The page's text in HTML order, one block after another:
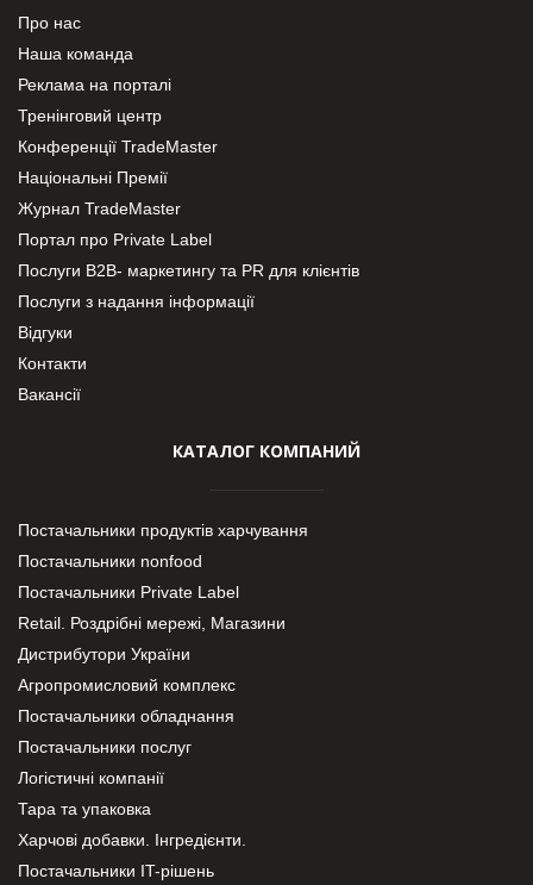
Про нас
Наша команда
Реклама на порталі
Тренінговий центр
Конференції TradeMaster
Національні Премії
Журнал TradeMaster
Портал про Private Label
Послуги В2В- маркетингу та PR для клієнтів
Послуги з надання інформації
Відгуки
Контакти
Вакансії
КАТАЛОГ КОМПАНИЙ
Постачальники продуктів харчування
Постачальники nonfood
Постачальники Private Label
Retail. Роздрібні мережі, Магазини
Дистрибутори України
Агропромисловий комплекс
Постачальники обладнання
Постачальники послуг
Логістичні компанії
Тара та упаковка
Харчові добавки. Інгредієнти.
Постачальники IT-рішень